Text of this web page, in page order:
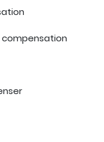
compensation